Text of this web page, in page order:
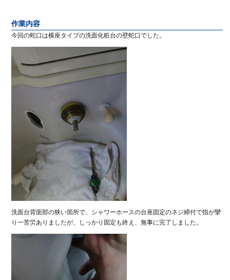
作業内容
今回の蛇口は横座タイプの洗面化粧台の壁蛇口でした。
洗面台背面部の狭い箇所で、シャワーホースの台座固定のネジ締付で指が攣
り一苦労ありましたが、しっかり固定も終え、無事に完了しました。